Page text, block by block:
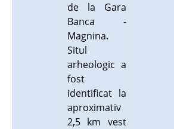
de la Gara
Banca -
Magnina.
Situl
arheologic a
fost
identificat la
aproximativ
2,5 km vest